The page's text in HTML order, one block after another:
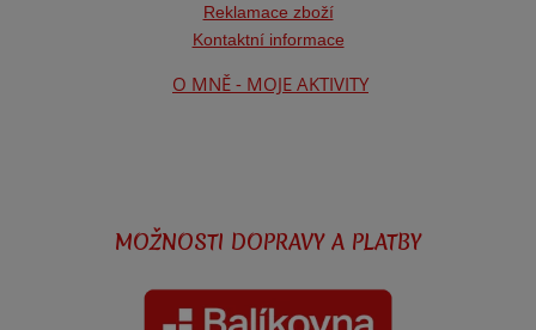
Reklamace zboží
Kontaktní informace
O MNĚ - MOJE AKTIVITY
MOŽNOSTI DOPRAVY A PLATBY